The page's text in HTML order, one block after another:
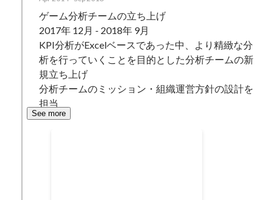
ゲーム分析チームの立ち上げ
2017年 12月 - 2018年 9月
KPI分析がExcelベースであった中、より精緻な分
析を行っていくことを目的とした分析チームの新
規立ち上げ
分析チームのミッション・組織運営方針の設計を
担当
See more